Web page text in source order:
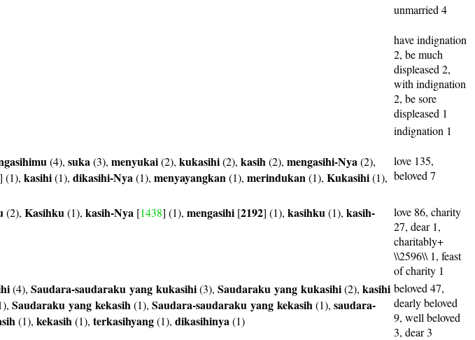
unmarried 4
have indignation
2, be much
displeased 2,
with indignation
2, be sore
displeased 1
indignation 1
(4), suka(3), menyukai(2), kukasihi(2), kasih(2), mengasihi-Nya(2),
] (1), kasihi(1), dikasihi-Nya(1), menyayangkan(1), merindukan(1), Kukasihi(1),
love 135,
beloved 7
(2), Kasihku(1), kasih-Nya [1438] (1), mengasihi [2192] (1), kasihku(1), kasih-
love 86, charity
27, dear 1,
charitably+
\\2596\\ 1, feast
of charity 1
(4), Saudara-saudaraku yang kukasihi(3), Saudaraku yang kukasihi(2), kasihi
Saudaraku yang kekasih(1), Saudara-saudaraku yang kekasih(1), saudara-
(1), kekasih(1), terkasihyang(1), dikasihinya(1)
beloved 47,
dearly beloved
9, well beloved
3, dear 3